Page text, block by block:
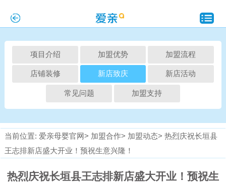
项目介绍 加盟优势 加盟流程
店铺装修 新店致庆 新店活动
常见问题 加盟支持
当前位置: 爱亲母婴官网> 加盟合作> 加盟动态> 热烈庆祝长垣县
王志排新店盛大开业！预祝生意兴隆！
热烈庆祝长垣县王志排新店盛大开业！预祝生